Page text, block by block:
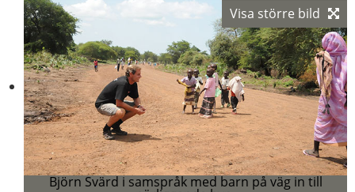
Björn Svärd i samspråk med barn på väg in till
Visa större bild